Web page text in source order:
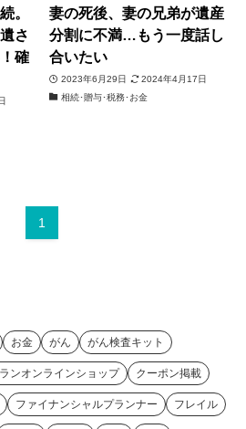
。
さ
確
妻の死後、妻の兄弟が遺産
分割に不満…もう一度話し
合いたい
2023年6月29日
2024年4月17日
相続･贈与･税務･お金
1
お金 がん がん検査キット
ンオンラインショップ クーポン掲載
ファイナンシャルプランナー フレイル